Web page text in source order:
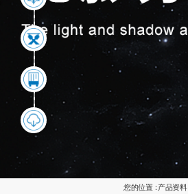
您的位置：产品资料